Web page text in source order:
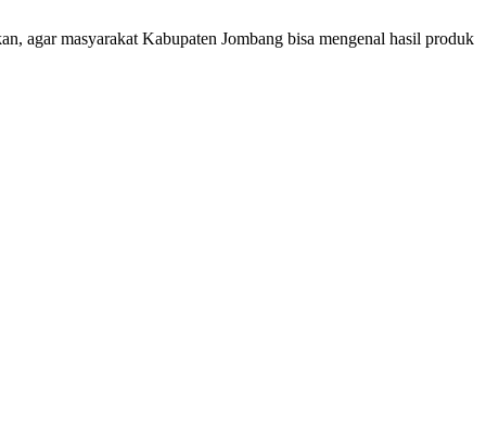
agar masyarakat Kabupaten Jombang bisa mengenal hasil produk